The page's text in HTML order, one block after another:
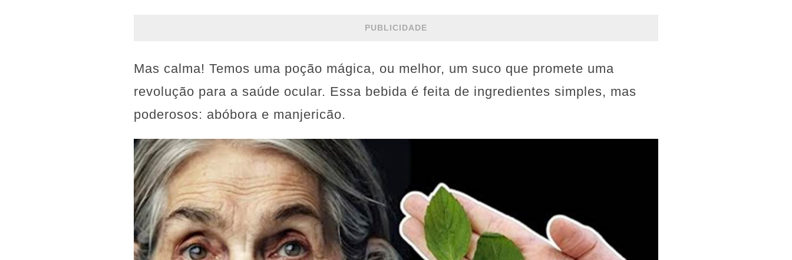
PUBLICIDADE
Mas calma! Temos uma poção mágica, ou melhor, um suco que promete uma
revolução para a saúde ocular. Essa bebida é feita de ingredientes simples, mas
poderosos: abóbora e manjericão.